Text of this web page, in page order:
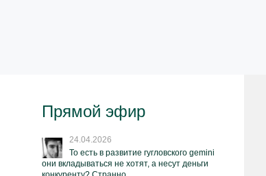
Прямой эфир
24.04.2026
То есть в развитие гугловского gemini
они вкладываться не хотят, а несут деньги